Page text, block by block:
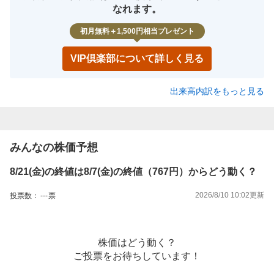
なれます。
初月無料＋1,500円相当プレゼント
VIP倶楽部について詳しく見る
出来高内訳をもっと見る
みんなの株価予想
8/21(金)の終値は8/7(金)の終値（767円）からどう動く？
投票数： ---票 2026/8/10 10:02更新
株価はどう動く？
ご投票をお待ちしています！